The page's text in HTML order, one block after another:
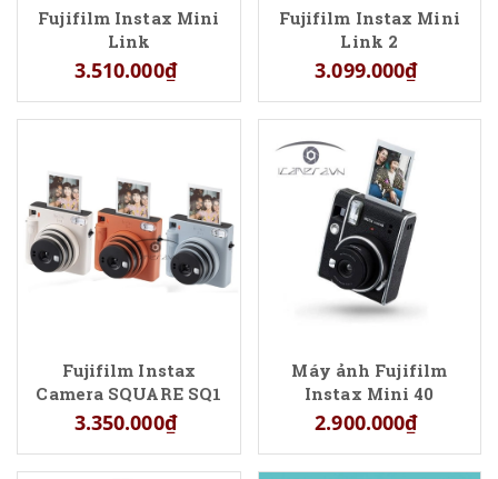
Fujifilm Instax Mini
Link
3.510.000₫
Fujifilm Instax Mini
Link 2
3.099.000₫
Fujifilm Instax
Camera SQUARE SQ1
3.350.000₫
Máy ảnh Fujifilm
Instax Mini 40
2.900.000₫